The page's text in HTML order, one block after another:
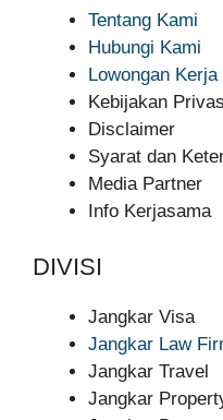
Tentang Kami
Hubungi Kami
Lowongan Kerja
Kebijakan
Disclaimer
Syarat dan
Media Partner
Info Kerjasama
DIVISI
Jangkar Visa
Jangkar Law
Jangkar Travel
Jangkar